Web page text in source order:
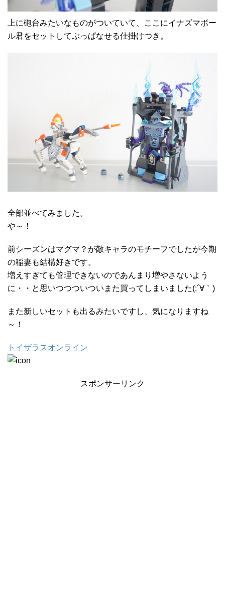
上に砲台みたいなものがついていて、ここにイナズマボー
ル君をセットしてぶっぱなせる仕掛けつき。
全部並べてみました。
や～！
前シーズンはマグマ？が敵キャラのモチーフでしたが今期
の稲妻も結構好きです。
増えすぎても管理できないのであんまり増やさないよう
に・・と思いつつついついまた買ってしまいました(;´∀｀)
また新しいセットも出るみたいですし、気になりますね
～！
トイザラスオンライン
スポンサーリンク